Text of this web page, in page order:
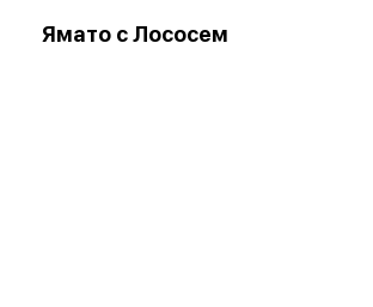
Ямато с Лососем